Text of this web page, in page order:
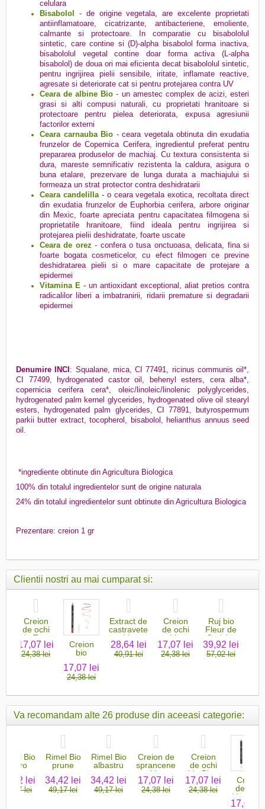
celulara
Bisabolol - de origine vegetala, are excelente proprietati
antiinflamatoare, cicatrizante, antibacteriene, emoliente,
calmante si protectoare. In comparatie cu bisabololul
sintetic, care contine si (D)-alpha bisabolol forma inactiva,
bisabololul vegetal contine doar forma activa (L-alpha
bisabolol) de doua ori mai eficienta decat bisabololul sintetic,
pentru ingrijirea pielii sensibile, iritate, inflamate reactive,
agresate si deteriorate cat si pentru protejarea contra UV
Ceara de albine Bio- un amestec complex de acizi, esteri
grasi si alti compusi naturali, cu proprietati hranitoare si
protectoare pentru pielea deteriorata, expusa agresiunii
factorilor externi
Ceara carnauba Bio - ceara vegetala obtinuta din exudatia
frunzelor de Copernica Cerifera, ingredientul preferat pentru
prepararea produselor de machiaj. Cu textura consistenta si
dura, mareste semnificativ rezistenta la caldura, asigura o
buna etalare, prezervare de lunga durata a machiajului si
formeaza un strat protector contra deshidratarii
Ceara candelilla- o ceara vegetala exotica, recoltata direct
din exudatia frunzelor de Euphorbia cerifera, arbore originar
din Mexic, foarte apreciata pentru capacitatea filmogena si
proprietatile hranitoare, fiind ideala pentru ingrijirea si
protejarea pielii deshidratate, foarte uscate
Ceara de orez - confera o tusa onctuoasa, delicata, fina si
foarte bogata cosmeticelor, cu efect filmogen ce previne
deshidratarea pielii si o mare capacitate de protejare a
epidermei
Vitamina E - un antioxidant exceptional, aliat pretios contra
radicalilor liberi a imbatranirii, ridarii premature si degradarii
epidermei
Denumire INCI : Squalane, mica, CI 77491, ricinus communis oil*,
CI 77499, hydrogenated castor oil, behenyl esters, cera alba*,
copernicia cerifera cera*, oleic/linoleic/linolenic polyglycerides,
hydrogenated palm kernel glycerides, hydrogenated olive oil stearyl
esters, hydrogenated palm glycerides, CI 77891, butyrospermum
parkii butter extract, tocopherol, bisabolol, helianthus annuus seed
oil.
*ingrediente obtinute din Agricultura Biologica
100% din totalul ingredientelor sunt de origine naturala
24% din totalul ingredientelor sunt obtinute din Agricultura Biologica
Prezentare: creion 1 gr
Clientii nostri au mai cumparat si:
Creion
de ochi
bio Terre
Brulee
17,07 lei
24,38 lei
Creion
bio
buze
Nude
17,07 lei
24,38 lei
Extract de
castravete
bio
28,64 lei
40,91 lei
Creion
de ochi
bio
Expresso
17,07 lei
24,38 lei
Ruj bio
Fleur de
Cerisier
39,92 lei
57,02 lei
Va recomandam alte 26 produse din aceeasi categorie:
Rimel Bio
maro
alungire
34,42 lei
49,17 lei
Rimel Bio
prune
alungire
34,42 lei
49,17 lei
Rimel Bio
albastru
alungire
34,42 lei
49,17 lei
Creion de
sprancene
bio
blond...
17,07 lei
24,38 lei
Creion
de ochi
bio Bleu
Egyptien
17,07 lei
24,38 lei
Creion
de ochi
bio
Lunaire
17,07